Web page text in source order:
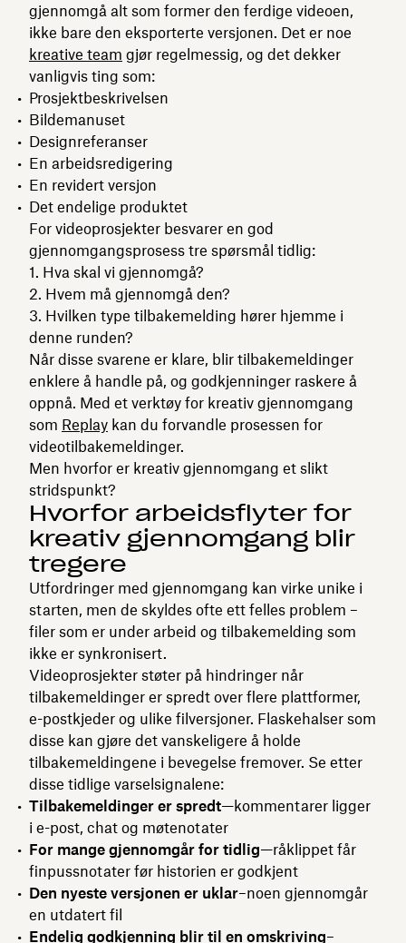
gjennomgå alt som former den ferdige videoen,
ikke bare den eksporterte versjonen. Det er noe
kreative team gjør regelmessig, og det dekker
vanligvis ting som:
Prosjektbeskrivelsen
Bildemanuset
Designreferanser
En arbeidsredigering
En revidert versjon
Det endelige produktet
For videoprosjekter besvarer en god
gjennomgangsprosess tre spørsmål tidlig:
Hva skal vi gjennomgå?
Hvem må gjennomgå den?
Hvilken type tilbakemelding hører hjemme i
denne runden?
Når disse svarene er klare, blir tilbakemeldinger
enklere å handle på, og godkjenninger raskere å
oppnå. Med et verktøy for kreativ gjennomgang
som Replay kan du forvandle prosessen for
videotilbakemeldinger.
Men hvorfor er kreativ gjennomgang et slikt
stridspunkt?
Hvorfor arbeidsflyter for
kreativ gjennomgang blir
tregere
Utfordringer med gjennomgang kan virke unike i
starten, men de skyldes ofte ett felles problem –
filer som er under arbeid og tilbakemelding som
ikke er synkronisert.
Videoprosjekter støter på hindringer når
tilbakemeldinger er spredt over flere plattformer,
e-postkjeder og ulike filversjoner. Flaskehalser som
disse kan gjøre det vanskeligere å holde
tilbakemeldingene i bevegelse fremover. Se etter
disse tidlige varselsignalene:
Tilbakemeldinger er spredt—kommentarer ligger
i e-post, chat og møtenotater
For mange gjennomgår for tidlig—råklippet får
finpussnotater før historien er godkjent
Den nyeste versjonen er uklar–noen gjennomgår
en utdatert fil
Endelig godkjenning blir til en omskriving–